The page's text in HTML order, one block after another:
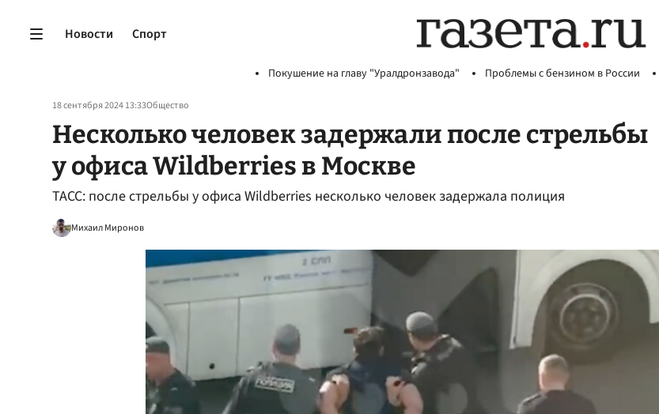
Новости Спорт
Покушение на главу "Уралдронзавода" Проблемы с бензином в России
18 сентября 2024 13:33Общество
Несколько человек задержали после стрельбы
у офиса Wildberries в Москве
ТАСС: после стрельбы у офиса Wildberries несколько человек задержала полиция
Михаил Миронов